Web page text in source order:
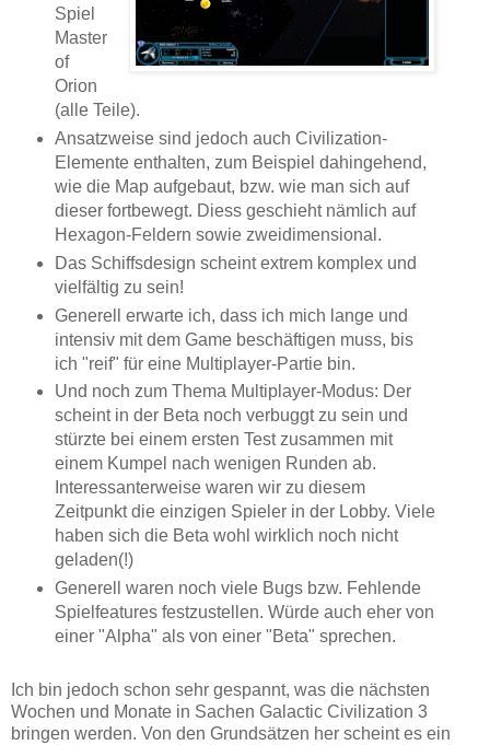
Spiel
Master
of
Orion
(alle Teile).
Ansatzweise sind jedoch auch Civilization-
Elemente enthalten, zum Beispiel dahingehend,
wie die Map aufgebaut, bzw. wie man sich auf
dieser fortbewegt. Diess geschieht nämlich auf
Hexagon-Feldern sowie zweidimensional.
Das Schiffsdesign scheint extrem komplex und
vielfältig zu sein!
Generell erwarte ich, dass ich mich lange und
intensiv mit dem Game beschäftigen muss, bis
ich "reif" für eine Multiplayer-Partie bin.
Und noch zum Thema Multiplayer-Modus: Der
scheint in der Beta noch verbuggt zu sein und
stürzte bei einem ersten Test zusammen mit
einem Kumpel nach wenigen Runden ab.
Interessanterweise waren wir zu diesem
Zeitpunkt die einzigen Spieler in der Lobby. Viele
haben sich die Beta wohl wirklich noch nicht
geladen(!)
Generell waren noch viele Bugs bzw. Fehlende
Spielfeatures festzustellen. Würde auch eher von
einer "Alpha" als von einer "Beta" sprechen.
Ich bin jedoch schon sehr gespannt, was die nächsten
Wochen und Monate in Sachen Galactic Civilization 3
bringen werden. Von den Grundsätzen her scheint es ein